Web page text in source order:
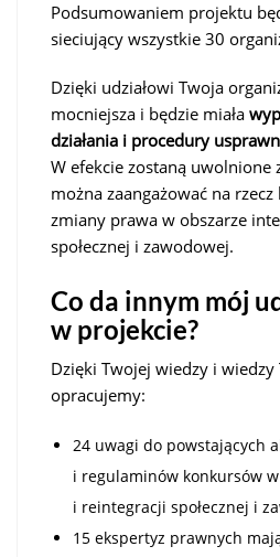
Podsumowaniem projektu
sieciujący wszystkie 30
Dzięki udziałowi Twoja
mocniejsza i będzie miała
działania i procedury
W efekcie zostaną uwolnione
można zaangażować na
zmiany prawa w obszarze
społecznej i zawodowej.
Co da innym mój
w projekcie?
Dzięki Twojej wiedzy i
opracujemy:
24 uwagi do powstających
i regulaminów konkursów
i reintegracji społecznej i
15 ekspertyz prawnych